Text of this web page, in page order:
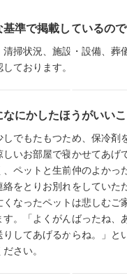
基準で掲載しているの
清掃状況、施設・設備、葬
ております。
にかしたほうがいい
しでもたもつため、保冷剤
いお部屋で寝かせてあげ
、ペットと生前仲のよかっ
絡をとりお別れをしていた
なったペットは悲しむご
。「よくがんばったね、
りしてあげるからね。」と
さい。